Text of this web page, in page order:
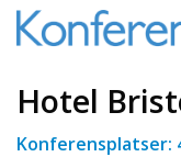
Hotel
Konferensplatser: